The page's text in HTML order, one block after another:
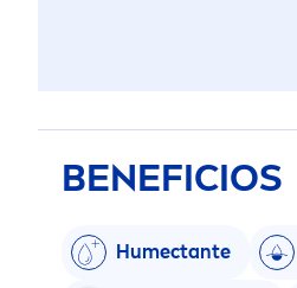
BENEFICIOS
Humectante